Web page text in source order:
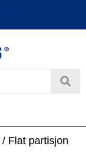
/ Flat partisjon